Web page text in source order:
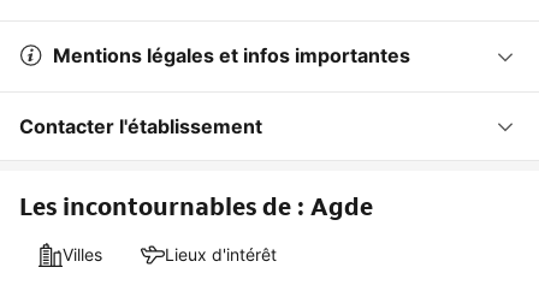
Mentions légales et infos importantes
Contacter l'établissement
Les incontournables de : Agde
Villes Lieux d'intérêt